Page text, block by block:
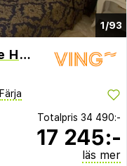
1/93
Bougainville Luxury Boutique Hotel
Färja
Totalpris 34 490:-
17 245:-
läs mer